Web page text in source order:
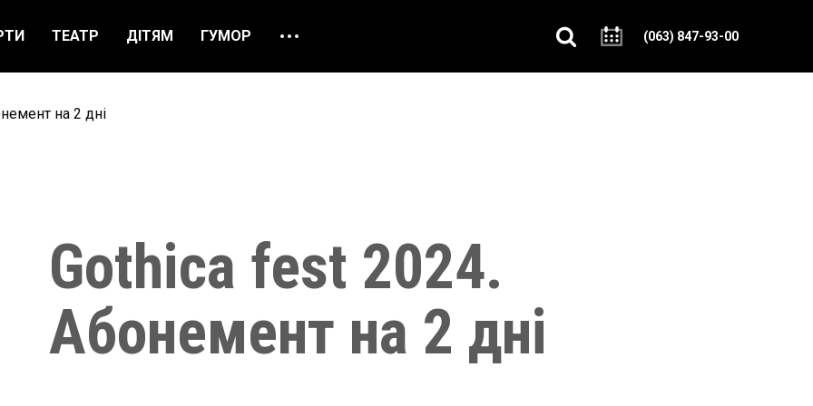
ТЕАТР ДІТЯМ ГУМОР
ПРО НАС
(063) 847-93-00
на 2 дні
Gothica fest 2024.
Абонемент на 2 дні